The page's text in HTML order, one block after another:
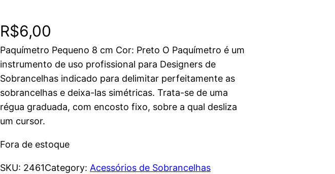
R$6,00
Paquímetro Pequeno 8 cm Cor: Preto O Paquímetro é um
instrumento de uso profissional para Designers de
Sobrancelhas indicado para delimitar perfeitamente as
sobrancelhas e deixa-las simétricas. Trata-se de uma
régua graduada, com encosto fixo, sobre a qual desliza
um cursor.
Fora de estoque
SKU: 2461Category: Acessórios de Sobrancelhas